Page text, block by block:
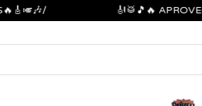
🎻🥁🎵🔥